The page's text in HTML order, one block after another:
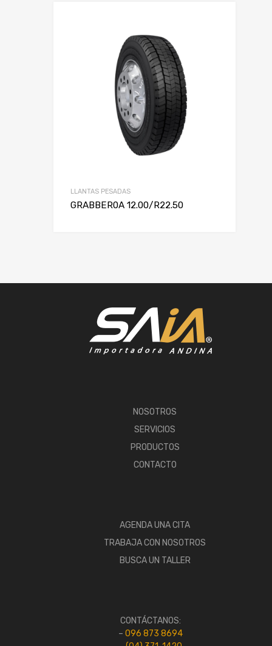
LLANTAS PESADAS
GRABBER0A 12.00/R22.50
NOSOTROS
SERVICIOS
PRODUCTOS
CONTACTO
AGENDA UNA CITA
TRABAJA CON NOSOTROS
BUSCA UN TALLER
CONTÁCTANOS:
– 096 873 8694